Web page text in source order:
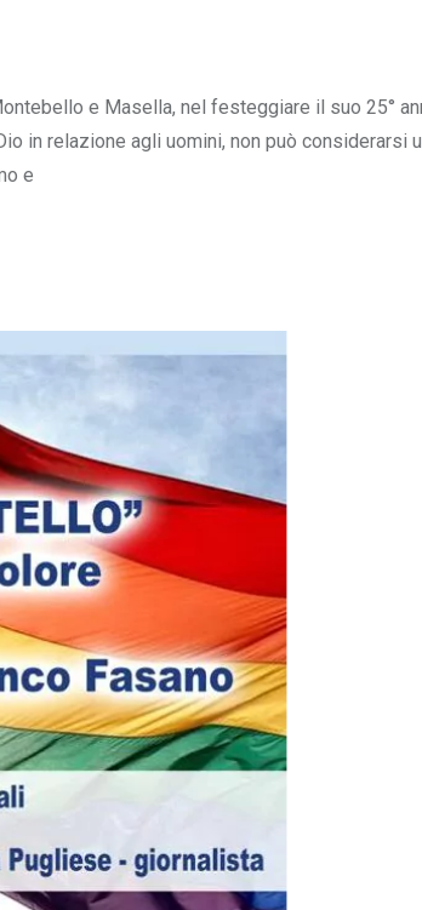
e Masella, nel festeggiare il suo 25°
in relazione agli uomini, non può considerarsi
e